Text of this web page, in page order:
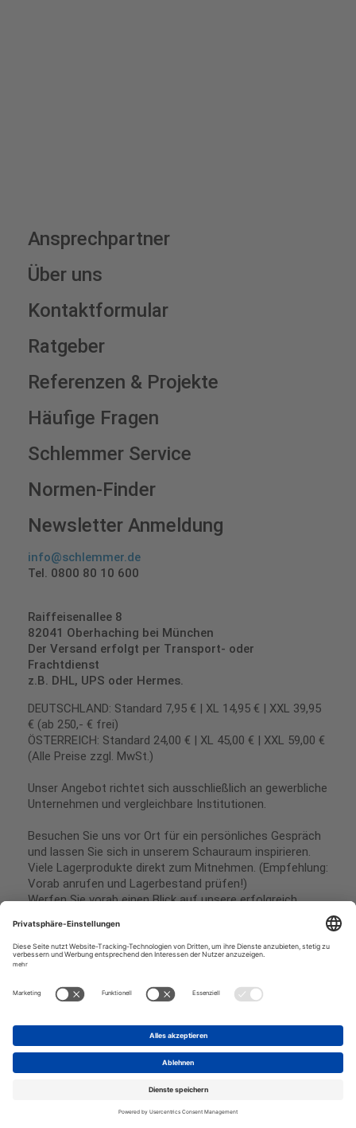
Ansprechpartner
Über uns
Kontaktformular
Ratgeber
Referenzen & Projekte
Häufige Fragen
Schlemmer Service
Normen-Finder
Newsletter Anmeldung
info@schlemmer.de
Tel. 0800 80 10 600
Raiffeisenallee 8
82041 Oberhaching bei München
Der Versand erfolgt per Transport- oder
Frachtdienst
z.B. DHL, UPS oder Hermes.
DEUTSCHLAND: Standard 7,95 € | XL 14,95 € | XXL 39,95
€ (ab 250,- € frei)
ÖSTERREICH: Standard 24,00 € | XL 45,00 € | XXL 59,00 €
(Alle Preise zzgl. MwSt.)
Unser Angebot richtet sich ausschließlich an gewerbliche
Unternehmen und vergleichbare Institutionen.
Besuchen Sie uns vor Ort für ein persönliches Gespräch
und lassen Sie sich in unserem Schauraum inspirieren.
Viele Lagerprodukte direkt zum Mitnehmen. (Empfehlung:
Vorab anrufen und Lagerbestand prüfen!)
Werfen Sie vorab einen Blick auf unsere erfolgreich
Impressum
Datenschutz
SEPA Lastschrift
Kreditkarte
Rechnungskauf